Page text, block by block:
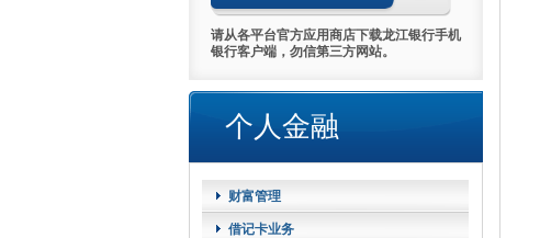
请从各平台官方应用商店下载龙江银行手机
银行客户端，勿信第三方网站。
个人金融
财富管理
借记卡业务